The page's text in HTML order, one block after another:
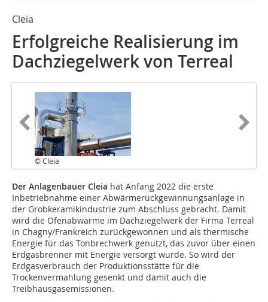
Cleia
Erfolgreiche Realisierung im
Dachziegelwerk von Terreal
© Cleia
Der Anlagenbauer Cleia hat Anfang 2022 die erste
Inbetriebnahme einer Abwärmerückgewinnungsanlage in
der Grobkeramikindustrie zum Abschluss gebracht. Damit
wird die Ofenabwärme im Dachziegelwerk der Firma Terreal
in Chagny/Frankreich zurückgewonnen und als thermische
Energie für das Tonbrechwerk genutzt, das zuvor über einen
Erdgasbrenner mit Energie versorgt wurde. So wird der
Erdgasverbrauch der Produktionsstätte für die
Trockenvermahlung gesenkt und damit auch die
Treibhausgasemissionen.